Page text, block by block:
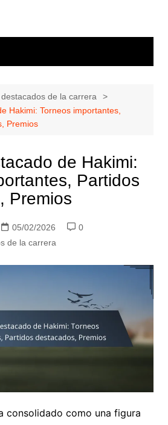
de la carrera
Hakimi: Torneos importantes,
Premios
de Hakimi:
Partidos
Premios
05/02/2026
0
de la carrera
consolidado como una figura